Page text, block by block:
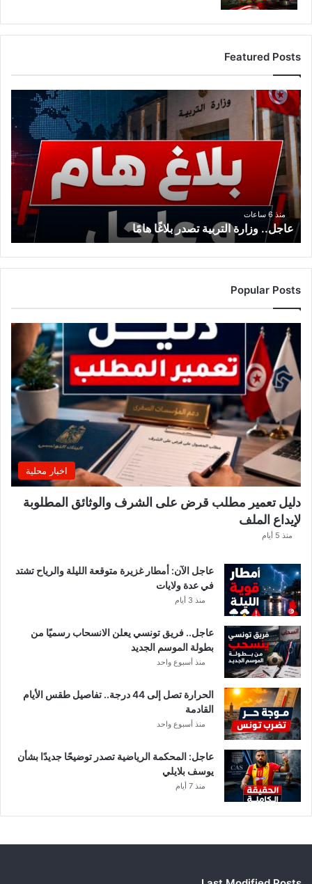
Featured Posts
عاجل..
وزارة
التربية
تصدر
بلاغًا
هامًا
منذ 6 ساعات
عاجل.. وزارة التربية تصدر بلاغًا هامًا
Popular Posts
اخبار محلية
دليل تعمير مطلب قرض على الشرف والوثائق المطلوبة
لإيداع الملف
منذ 5 أيام
عاجل الآن: أمطار غزيرة متوقعة الليلة والرياح تشتد
في عدة ولايات
منذ 3 أيام
عاجل.. فريق تونسي يعلن الانسحاب رسميًا من
بطولة الموسم الجديد
منذ أسبوع واحد
الحرارة تصل إلى 44 درجة.. تفاصيل طقس الأيام
القادمة
منذ أسبوع واحد
عاجل: المحكمة الرياضية تصدر توضيحًا جديدًا بشأن
يوسف بلايلي
منذ 7 أيام